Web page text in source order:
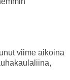
viime aikoina